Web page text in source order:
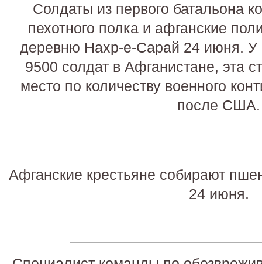
Солдаты из первого батальона
пехотного полка и афганские
деревню Нахр-е-Сарай 24 июня. У
9500 солдат в Афганистане, эта
место по количеству военного
после США.
Афганские крестьяне собирают
24 июня.